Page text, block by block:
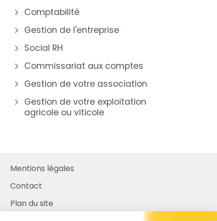
Comptabilité
Gestion de l'entreprise
Social RH
Commissariat aux comptes
Gestion de votre association
Gestion de votre exploitation
agricole ou viticole
Mentions légales
Contact
Plan du site